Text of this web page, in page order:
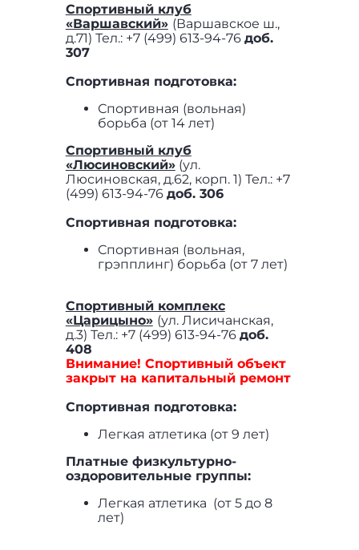
Спортивный клуб
«Варшавский» (Варшавское ш.,
д.71) Тел.: +7 (499) 613-94-76 доб.
307
Спортивная подготовка:
Спортивная (вольная)
борьба (от 14 лет)
Спортивный клуб
«Люсиновский»(ул.
Люсиновская, д.62, корп. 1) Тел.: +7
(499) 613-94-76 доб. 306
Спортивная подготовка:
Спортивная (вольная,
грэпплинг) борьба (от 7 лет)
Спортивный комплекс
«Царицыно» (ул. Лисичанская,
д.3) Тел.: +7 (499) 613-94-76 доб.
408
Внимание! Спортивный объект
закрыт на капитальный ремонт
Спортивная подготовка:
Легкая атлетика (от 9 лет)
Платные физкультурно-
оздоровительные группы:
Легкая атлетика (от 5 до 8
лет)